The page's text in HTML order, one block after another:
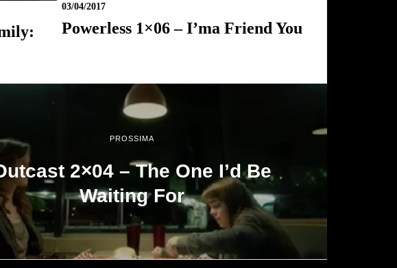
03/04/2017
Powerless 1×06 – I’ma Friend You
PROSSIMA
2×04 – The One I’d Be
Waiting For